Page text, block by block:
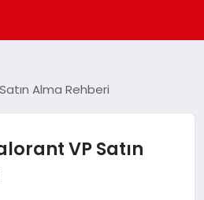
Alma Rehberi
VP Satın